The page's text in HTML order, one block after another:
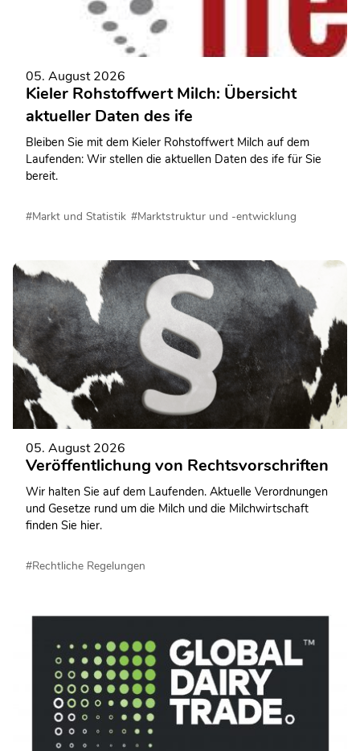
05. August 2026
Kieler Rohstoffwert Milch: Übersicht
aktueller Daten des ife
Bleiben Sie mit dem Kieler Rohstoffwert Milch auf dem
Laufenden: Wir stellen die aktuellen Daten des ife für Sie
bereit.
#Markt und Statistik #Marktstruktur und -entwicklung
05. August 2026
Veröffentlichung von Rechtsvorschriften
Wir halten Sie auf dem Laufenden. Aktuelle Verordnungen
und Gesetze rund um die Milch und die Milchwirtschaft
finden Sie hier.
#Rechtliche Regelungen